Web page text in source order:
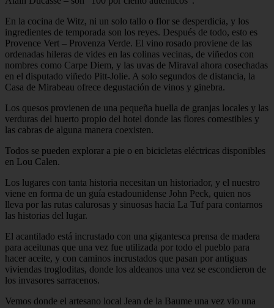
En la cocina de Witz, ni un solo tallo o flor se desperdicia, y los
ingredientes de temporada son los reyes. Después de todo, esto es
Provence Vert – Provenza Verde. El vino rosado proviene de las
ordenadas hileras de vides en las colinas vecinas, de viñedos con
nombres como Carpe Diem, y las uvas de Miraval ahora cosechadas
en el disputado viñedo Pitt-Jolie. A solo segundos de distancia, la
Casa de Mirabeau ofrece degustación de vinos y ginebra.
Los quesos provienen de una pequeña huella de granjas locales y las
verduras del huerto propio del hotel donde las flores comestibles y
las cabras de alguna manera coexisten.
Todos se pueden explorar a pie o en bicicletas eléctricas disponibles
en Lou Calen.
Los lugares con tanta historia necesitan un historiador, y el nuestro
viene en forma de un guía estadounidense John Peck, quien nos
lleva por las rutas calurosas y sinuosas hacia La Tuf para contarnos
las historias del lugar.
El acantilado está incrustado con una gigantesca prensa de madera
para aceitunas que una vez fue utilizada por todo el pueblo para
hacer aceite, y con caminos incrustados que pasan por antiguas
viviendas trogloditas, donde los aldeanos una vez se escondieron de
los invasores sarracenos.
Vemos donde el artesano local Jean de la Baume una vez vio una